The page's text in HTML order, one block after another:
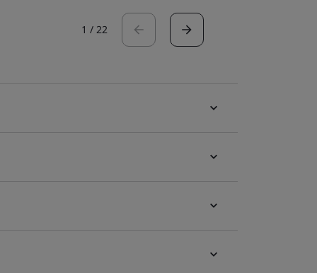
1 / 22